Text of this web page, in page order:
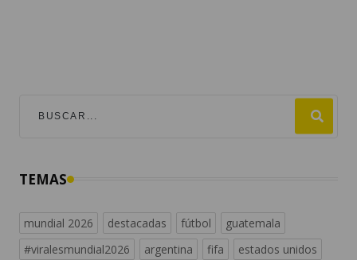
mundial 2026
españa
messi noticias de guatemala